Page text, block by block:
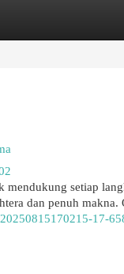
setiap
dan penuh makna.
17-